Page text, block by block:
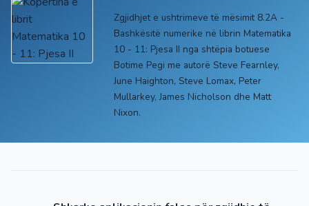
Zgjidhjet e ushtrimeve të mësimit 8.2A -
Bashkësitë numerike në librin Matematika
10 - 11: Pjesa II nga shtëpia botuese
Botime Pegi me autorë Steve Fearnley,
June Haighton, Steve Lomax, Peter
Mullarkey, James Nicholson dhe Matt
Nixon.